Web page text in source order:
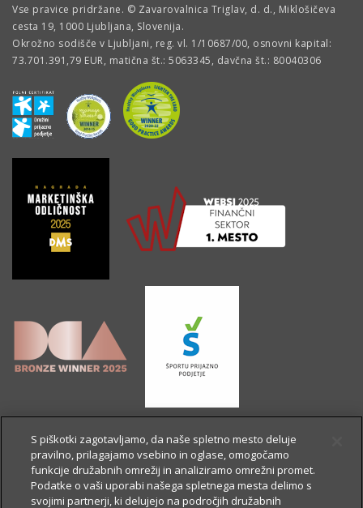
Vse pravice pridržane. © Zavarovalnica Triglav, d. d., Miklošičeva
cesta 19, 1000 Ljubljana, Slovenija.
Okrožno sodišče v Ljubljani, reg. vl. 1/10687/00, osnovni kapital:
73.701.391,79 EUR, matična št.: 5063345, davčna št.: 80040306
S piškotki zagotavljamo, da naše spletno mesto deluje
pravilno, prilagajamo vsebino in oglase, omogočamo
funkcije družabnih omrežij in analiziramo omrežni promet.
Podatke o vaši uporabi našega spletnega mesta delimo s
svojimi partnerji, ki delujejo na področjih družabnih